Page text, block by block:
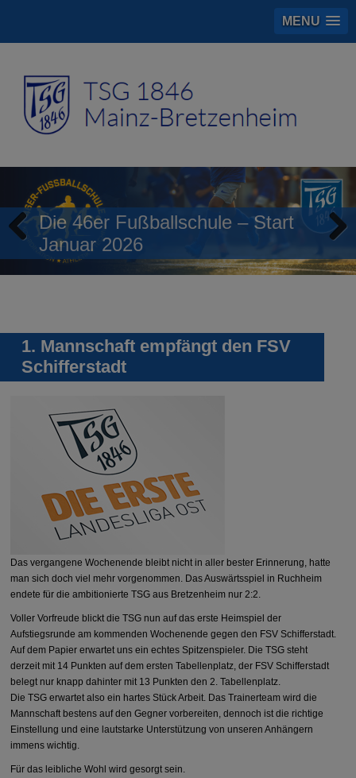
MENU
Die 46er Fußballschule – Start
Januar 2026
Previous
1. Mannschaft empfängt den FSV
Schifferstadt
Das vergangene Wochenende bleibt nicht in aller bester Erinnerung, hatte
man sich doch viel mehr vorgenommen. Das Auswärtsspiel in Ruchheim
endete für die ambitionierte TSG aus Bretzenheim nur 2:2.
Voller Vorfreude blickt die TSG nun auf das erste Heimspiel der
Aufstiegsrunde am kommenden Wochenende gegen den FSV Schifferstadt.
Auf dem Papier erwartet uns ein echtes Spitzenspieler. Die TSG steht
derzeit mit 14 Punkten auf dem ersten Tabellenplatz, der FSV Schifferstadt
belegt nur knapp dahinter mit 13 Punkten den 2. Tabellenplatz.
Die TSG erwartet also ein hartes Stück Arbeit. Das Trainerteam wird die
Mannschaft bestens auf den Gegner vorbereiten, dennoch ist die richtige
Einstellung und eine lautstarke Unterstützung von unseren Anhängern
immens wichtig.
Für das leibliche Wohl wird gesorgt sein.